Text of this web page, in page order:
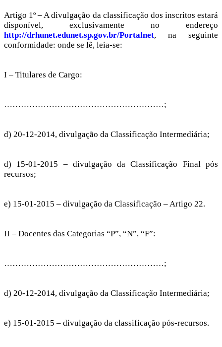
Artigo 1º – A divulgação da classificação dos inscritos estará
disponível, exclusivamente no endereço
http://drhunet.edunet.sp.gov.br/Portalnet, na seguinte
conformidade: onde se lê, leia-se:
I – Titulares de Cargo:
…………………………………………………;
d) 20-12-2014, divulgação da Classificação Intermediária;
d) 15-01-2015 – divulgação da Classificação Final pós
recursos;
e) 15-01-2015 – divulgação da Classificação – Artigo 22.
II – Docentes das Categorias “P”, “N”, “F”:
…………………………………………………;
d) 20-12-2014, divulgação da Classificação Intermediária;
e) 15-01-2015 – divulgação da classificação pós-recursos.